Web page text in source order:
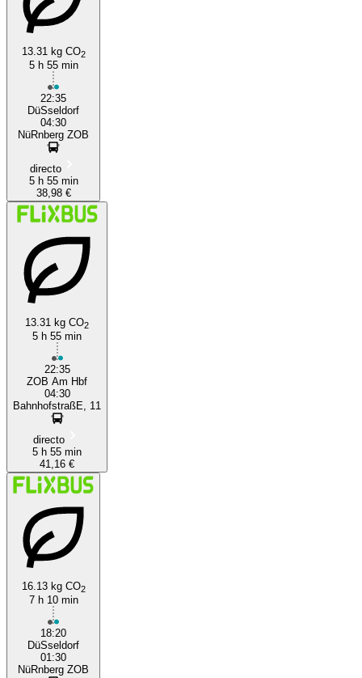
13.31 kg CO2
5 h 55 min
22:35
DüSseldorf
04:30
NüRnberg ZOB
directo
5 h 55 min
38,98 €
13.31 kg CO2
5 h 55 min
22:35
ZOB Am Hbf
04:30
BahnhofstraßE, 11
directo
5 h 55 min
41,16 €
16.13 kg CO2
7 h 10 min
18:20
DüSseldorf
01:30
NüRnberg ZOB